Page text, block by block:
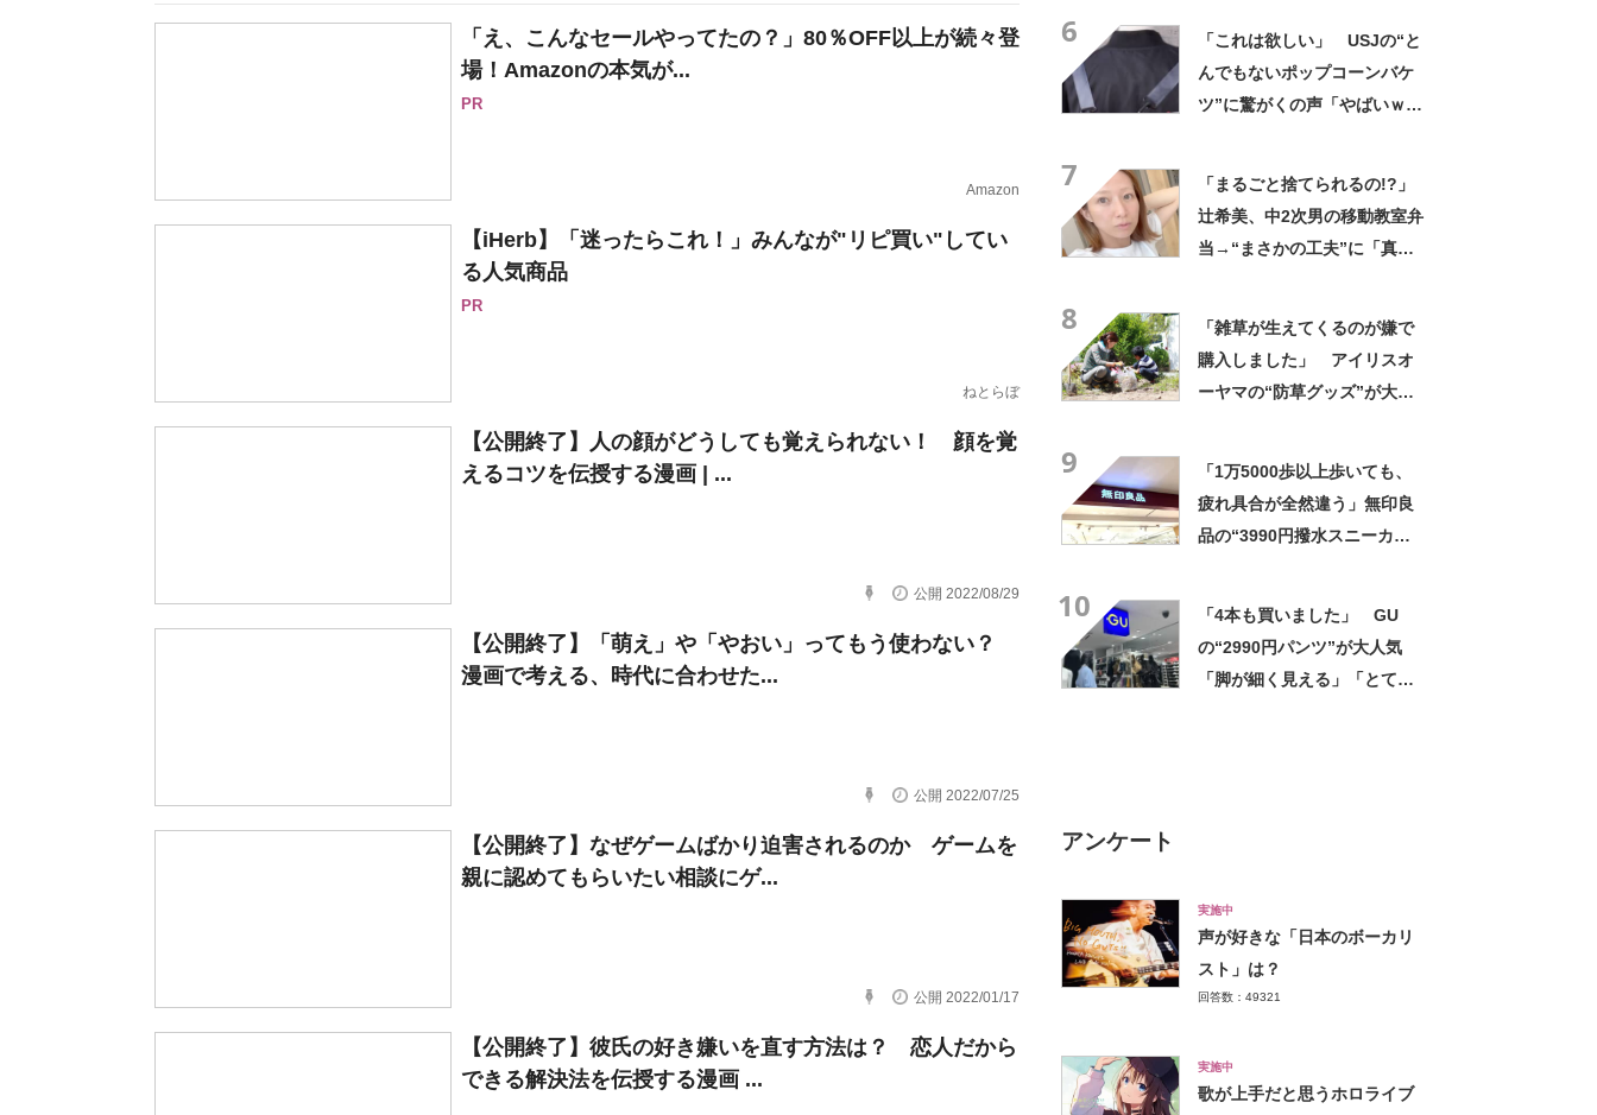
「え、こんなセールやってたの？」80％OFF以上が続々登
場！Amazonの本気が...
PR
Amazon
【iHerb】「迷ったらこれ！」みんなが"リピ買い"してい
る人気商品
PR
ねとらぼ
【公開終了】人の顔がどうしても覚えられない！ 顔を覚
えるコツを伝授する漫画 | ...
公開 2022/08/29
【公開終了】「萌え」や「やおい」ってもう使わない？
漫画で考える、時代に合わせた...
公開 2022/07/25
【公開終了】なぜゲームばかり迫害されるのか ゲームを
親に認めてもらいたい相談にゲ...
公開 2022/01/17
【公開終了】彼氏の好き嫌いを直す方法は？ 恋人だから
できる解決法を伝授する漫画 ...
6
「これは欲しい」 USJの“と
んでもないポップコーンバケ
ツ”に驚がくの声「やばいｗ
7
「まるごと捨てられるの!?」
辻希美、中2次男の移動教室弁
当→“まさかの工夫”に「真似
8
「雑草が生えてくるのが嫌で
購入しました」 アイリスオ
ーヤマの“防草グッズ”が大人
9
「1万5000歩以上歩いても、
疲れ具合が全然違う」無印良
品の“3990円撥水スニーカ
10
「4本も買いました」 GU
の“2990円パンツ”が大人気
「脚が細く見える」「とても
アンケート
実施中
声が好きな「日本のボーカリ
スト」は？
回答数：49321
実施中
歌が上手だと思うホロライブ